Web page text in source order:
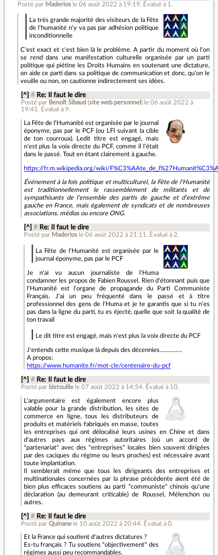
Posté par Maderios le 06 août 2022 à 19:19. Évalué à 1 .
La très grande majorité des visiteurs de la Fête
de l'humanité n'y va pas par adhésion politique
inconditionnelle
C'est exact et c'est bien là le problème. A partir du moment où l'on
se rend dans une manifestation culturelle organisée par un parti
politique qui piétine les Droits Humains en soutenant une dictature,
on aide ce parti dans sa politique de communication et donc, qu'on le
veuille ou non, on cautionne indirectement ses idées.
[^] # Re: Il faut le dire
Posté par Benoît Sibaud (site web personnel ) le 06 août 2022 à
19:41 . Évalué à 9.
La Fête de l'Humanité est organisée par le journal
éponyme, pas par le PCF (ou LFI suivant la cible
de ton courroux). Ledit titre est engagé, mais
n'est plus la voix directe du PCF, comme il l'était
dans le passé. Tout en étant clairement à gauche.
https://fr.m.wikipedia.org/wiki/
Événement à la fois politique et multiculturel, la Fête de l'Humanité
est traditionnellement le rassemblement de militants et de
sympathisants de l’ensemble des partis de gauche et d’extrême
gauche en France, mais également de syndicats et de nombreuses
associations, médias ou encore ONG.
[^] # Re: Il faut le dire
Posté par Maderios le 06 août 2022 à 21:11 . Évalué à 2.
La Fête de l'Humanité est organisée par le
journal éponyme, pas par le PCF
Je n'ai vu aucun journaliste de l'Huma
condamner les propos de Fabien Roussel. Rien d'étonnant puis que
l'Humanité est l'organe de propagande du Parti Communiste
Français. J'ai un peu fréquenté dans le passé et à titre
professionnel des gens de l'Huma et je te garantis que si tu n'es
pas dans la ligne du parti, tu es éjecté, quelle que soit la qualité de
ton travail
Le dit titre est engagé, mais n'est plus la voix directe du PCF
J'entends cette musique là depuis des décennies…………..
A propos:
https://www.humanite.fr/mot-cle/centenaire-du-pcf
[^] # Re: Il faut le dire
Posté par bistouille le 07 août 2022 à 14:54. Évalué à 10.
L'argumentaire est également encore plus
valable pour la grande distribution, les sites de
commerce en ligne, tous les distributeurs de
produits et matériels fabriqués en masse, toutes
les entreprises qui ont délocalisé leurs usines en Chine et dans
d'autres pays aux régimes autoritaires (où un accord de
"partenariat" avec des "entreprises" locales bien souvent dirigées
par des caciques du régime ou leurs proches) est nécessaire avant
toute implantation.
Il semblerait même que tous les dirigeants des entreprises et
multinationales concernées par la phrase précédente aient été de
bien plus efficaces soutiens au parti "communiste" chinois qu'une
déclaration (au demeurant criticable) de Roussel, Mélenchon ou
autres.
[^] # Re: Il faut le dire
Posté par Quinane le 10 août 2022 à 20:44. Évalué à 0.
Et la France qui soutient d'autres dictatures ?
Es-tu français ? Tu soutiens "objectivement" des
régimes aussi peu recommandables.